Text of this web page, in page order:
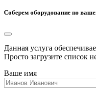
Соберем оборудование по
Данная услуга
Просто загрузите список
Ваше имя